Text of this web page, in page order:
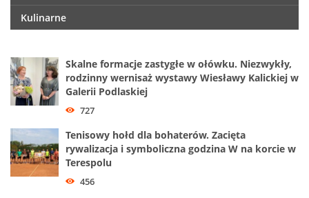
Kulinarne
Skalne formacje zastygłe w ołówku. Niezwykły,
rodzinny wernisaż wystawy Wiesławy Kalickiej w
Galerii Podlaskiej
727
Tenisowy hołd dla bohaterów. Zacięta
rywalizacja i symboliczna godzina W na korcie w
Terespolu
456